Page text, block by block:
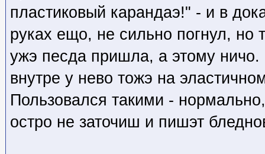
пластиковый карандаэ!" - и в
руках ещо, не сильно погнул, но
ужэ песда пришла, а этому ничо.
внутре у нево тожэ на
Пользовался такими -
остро не заточиш и пишэт